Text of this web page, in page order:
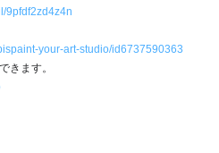
9pfdf2zd4z4n
your-art-studio/id6737590363
きます。